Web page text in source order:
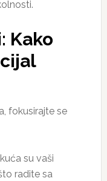
Kako
fokusirajte se
su vaši
radite sa